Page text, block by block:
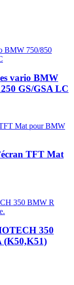
vario BMW
GS/GSA LC
TFT Mat
350
(K50,K51)